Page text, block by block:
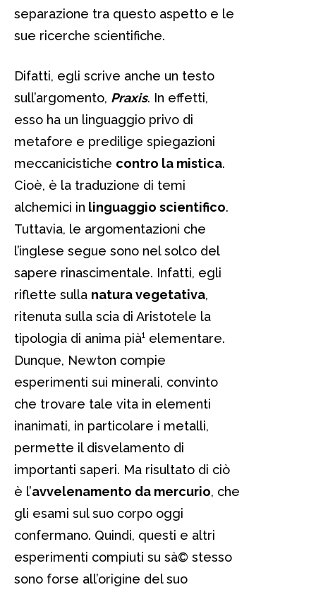
separazione tra questo aspetto e le
sue ricerche scientifiche.
Difatti, egli scrive anche un testo
sull’argomento, Praxis. In effetti,
esso ha un linguaggio privo di
metafore e predilige spiegazioni
meccanicistiche contro la mistica.
Cioè, è la traduzione di temi
alchemici in linguaggio scientifico.
Tuttavia, le argomentazioni che
l’inglese segue sono nel solco del
sapere rinascimentale. Infatti, egli
riflette sulla natura vegetativa,
ritenuta sulla scia di Aristotele la
tipologia di anima pià¹ elementare.
Dunque, Newton compie
esperimenti sui minerali, convinto
che trovare tale vita in elementi
inanimati, in particolare i metalli,
permette il disvelamento di
importanti saperi. Ma risultato di ciò
è l’avvelenamento da mercurio, che
gli esami sul suo corpo oggi
confermano. Quindi, questi e altri
esperimenti compiuti su sà© stesso
sono forse all’origine del suo